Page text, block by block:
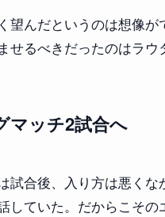
望んだというのは想像
せるべきだったのはラウ
マッチ2試合へ
試合後、入り方は悪く
していた。だからこそ